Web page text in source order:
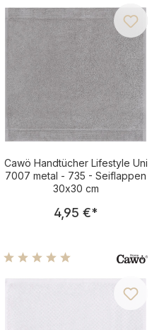
Cawö Handtücher Lifestyle Uni
7007 metal - 735 - Seiflappen
30x30 cm
Regulärer Preis:
4,95 €*